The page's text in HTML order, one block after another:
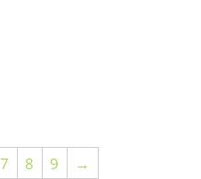
7 8 9 →